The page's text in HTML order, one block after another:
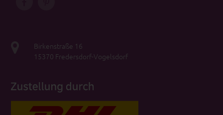
Birkenstraße 16
15370 Fredersdorf-Vogelsdorf